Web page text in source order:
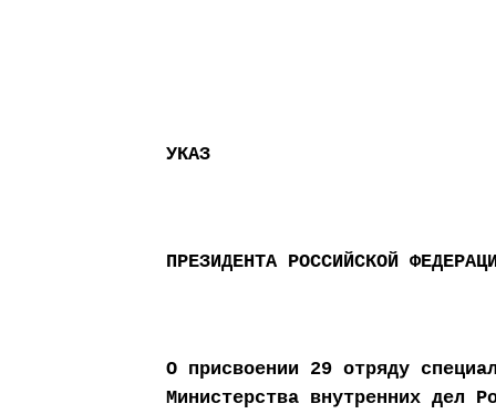
УКАЗ
ПРЕЗИДЕНТА РОССИЙСКОЙ
О присвоении 29 отряду
Министерства внутренних дел